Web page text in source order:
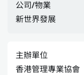
公司/物業
新世界發展
主辦單位
香港管理專業協會